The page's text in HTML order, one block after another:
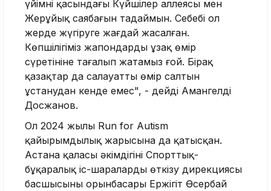
үйімнің қасындағы Күйшілер аллеясы мен
Жерұйық саябағын таңдаймын. Себебі ол
жерде жүгіруге жағдай жасалған.
Көпшілігіміз жапондардың ұзақ өмір
сүретініне таңғалып жатамыз ғой. Бірақ
қазақтар да салауатты өмір салтын
ұстанудан кенде емес", - дейді Амангелді
Досжанов.
Ол 2024 жылы Run for Autism
қайырымдылық жарысына да қатысқан.
Астана қаласы әкімдігінің Спорттық-
бұқаралық іс-шараларды өткізу дирекциясы
басшысының орынбасары Ержігіт Өсербай